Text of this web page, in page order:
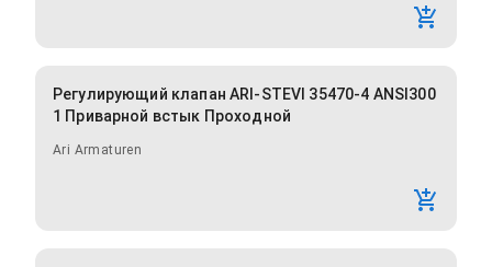
Регулирующий клапан ARI-STEVI 35470-4 ANSI300
1 Приварной встык Проходной
Ari Armaturen